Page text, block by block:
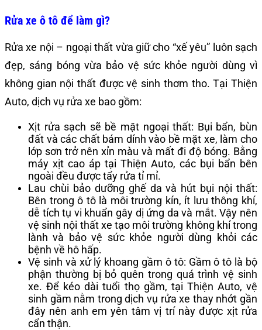
Rửa xe ô tô để làm gì?
Rửa xe nội – ngoại thất vừa giữ cho “xế yêu” luôn sạch
đẹp, sáng bóng vừa bảo vệ sức khỏe người dùng vì
không gian nội thất được vệ sinh thơm tho. Tại Thiện
Auto, dịch vụ rửa xe bao gồm:
Xịt rửa sạch sẽ bề mặt ngoại thất: Bụi bẩn, bùn
đất và các chất bám dính vào bề mặt xe, làm cho
lớp sơn trở nên xỉn màu và mất đi độ bóng. Bằng
máy xịt cao áp tại Thiện Auto, các bụi bẩn bên
ngoài đều được tẩy rửa tỉ mỉ.
Lau chùi bảo dưỡng ghế da và hút bụi nội thất:
Bên trong ô tô là môi trường kín, ít lưu thông khí,
dễ tích tụ vi khuẩn gây dị ứng da và mắt. Vậy nên
vệ sinh nội thất xe tạo môi trường không khí trong
lành và bảo vệ sức khỏe người dùng khỏi các
bệnh về hô hấp.
Vệ sinh và xử lý khoang gầm ô tô: Gầm ô tô là bộ
phận thường bị bỏ quên trong quá trình vệ sinh
xe. Để kéo dài tuổi thọ gầm, tại Thiện Auto, vệ
sinh gầm nằm trong dịch vụ rửa xe thay nhớt gần
đây nên anh em yên tâm vị trí này được xịt rửa
cẩn thận.